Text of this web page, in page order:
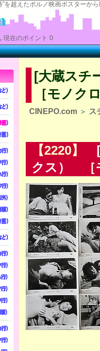
”を超えたポルノ映画ポスター
[大蔵スチ
［モノク
CINEPO.com ＞ ス
【2220】
[
クス） ［
※
現在のポイント 0